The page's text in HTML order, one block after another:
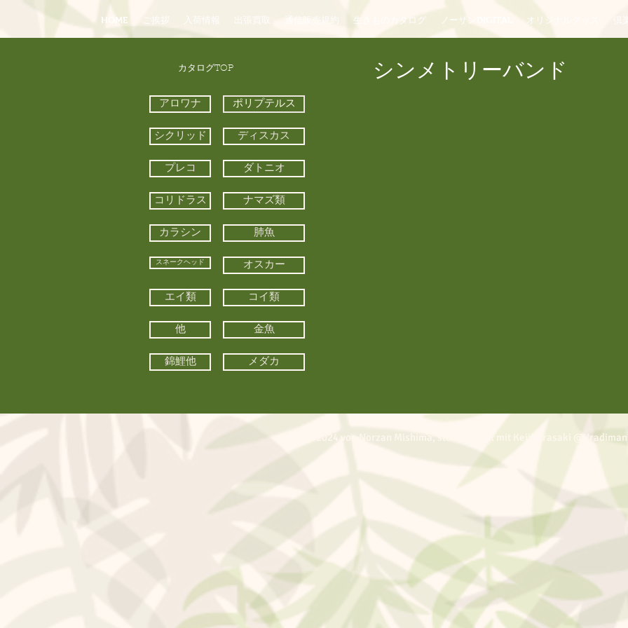
HOME ご挨拶 入荷情報 出張買取 通信販売規約 生きものカタログ ノーザンDIGITAL オリジナルグッズ
​カタログTOP
アロワナ ポリプテルス
シクリッド ディスカス
プレコ ダトニオ
コリドラス ナマズ類
カラシン 肺魚
スネークヘッド オスカー
エイ類 コイ類
他 金魚
錦鯉他 メダカ
シンメトリーバンド
© 2024 von Norzan Mishima, stolz erstellt mit Keiji Urasaki